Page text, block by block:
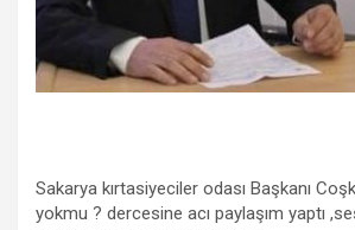
Sakarya kırtasiyeciler odası Başkanı
yokmu ? dercesine acı paylaşım yaptı